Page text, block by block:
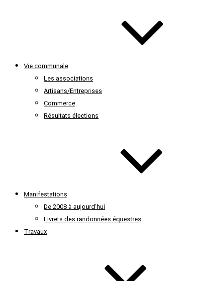
Vie communale
Les associations
Artisans/Entreprises
Commerce
Résultats élections
Manifestations
De 2008 à aujourd’hui
Livrets des randonnées équestres
Travaux